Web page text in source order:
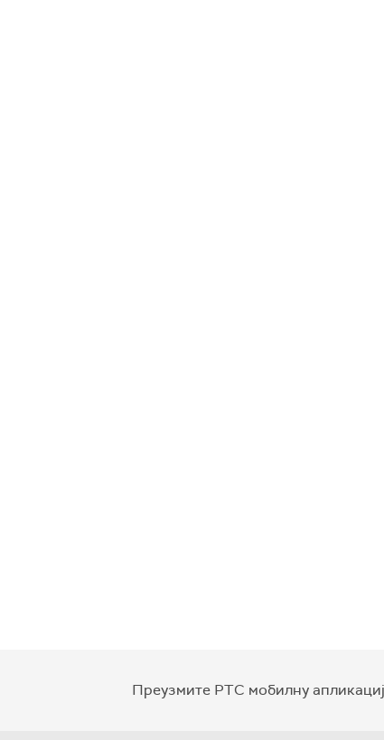
Преузмите РТС мобилну